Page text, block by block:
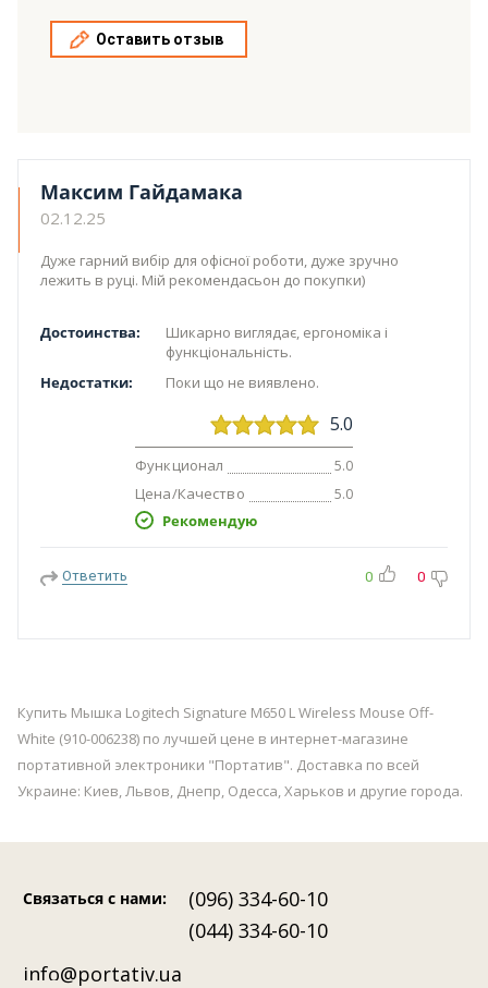
Оставить отзыв
Максим Гайдамака
02.12.25
Дуже гарний вибір для офісної роботи, дуже зручно
лежить в руці. Мій рекомендасьон до покупки)
Достоинства:
Шикарно виглядає, ергономіка і
функціональність.
Недостатки:
Поки що не виявлено.
5.0
Функционал 5.0
Цена/Качество 5.0
Рекомендую
Ответить 0 0
Купить Мышка Logitech Signature M650 L Wireless Mouse Off-
White (910-006238) по лучшей цене в интернет-магазине
портативной электроники "Портатив". Доставка по всей
Украине: Киев, Львов, Днепр, Одесса, Харьков и другие города.
Связаться с нами:
(096) 334-60-10
(044) 334-60-10
info@portativ.ua